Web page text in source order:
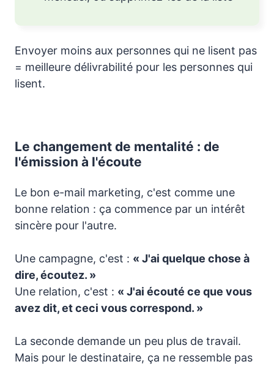
Envoyer moins aux personnes qui ne lisent pas
= meilleure délivrabilité pour les personnes qui
lisent.
Le changement de mentalité : de
l'émission à l'écoute
Le bon e-mail marketing, c'est comme une
bonne relation : ça commence par un intérêt
sincère pour l'autre.
Une campagne, c'est : « J'ai quelque chose à
dire, écoutez. »
Une relation, c'est : « J'ai écouté ce que vous
avez dit, et ceci vous correspond. »
La seconde demande un peu plus de travail.
Mais pour le destinataire, ça ne ressemble pas